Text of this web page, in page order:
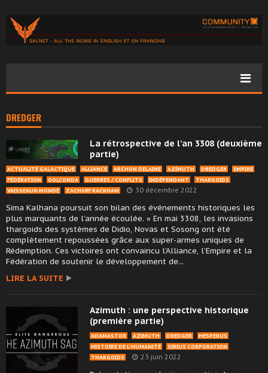
DREDGER
La rétrospective de l’an 3308 (deuxième
partie)
ACTUALITÉ GALACTIQUE ALLIANCE ARCHON DELAINE AZIMUTH DREDGER
EMPIRE
FÉDÉRATION
GOLCONDA GUERRES / CONFLITS INDÉPENDANT
THARGOIDS
VAISSEAUX-MONDE
ZACHARY RACKHAM 30 décembre 2022
Sima Kalhana poursuit son bilan des événements historiques les
plus marquants de l’année écoulée. « En mai 3308, les invasions
thargoids des systèmes de Didio, Novas et Sosong ont été
complètement repoussées grâce aux super-armes uniques de
Rédemption. Ces victoires ont convaincu l’Alliance, l’Empire et la
Fédération de soutenir le développement de...
LIRE LA SUITE
Azimuth : une perspective historique
(première partie)
ADAMASTOR AZIMUTH DREDGER
HESPERUS
HISTOIRE DE L'HUMANITÉ
SIRIUS CORPORATION
THARGOIDS
23 juin 2022